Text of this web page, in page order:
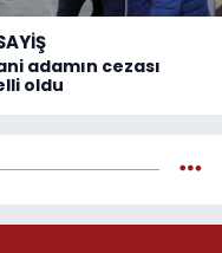
adamın cezası
oldu